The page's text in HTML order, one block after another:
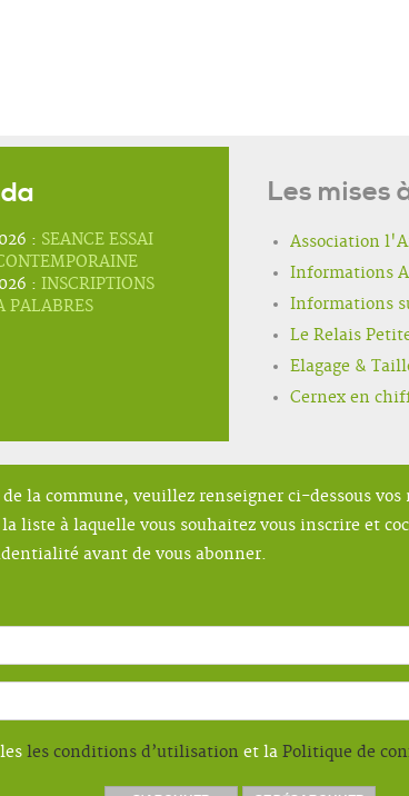
: SEANCE ESSAI
: INSCRIPTIONS
PALABRES
Les mises
Association
Informations
Informations
Le Relais
Elagage &
Cernex en
de la commune, veuillez renseigner ci-dessous
la liste à laquelle vous souhaitez vous inscrire et
avant de vous abonner.
les conditions d’utilisation et la Politique de